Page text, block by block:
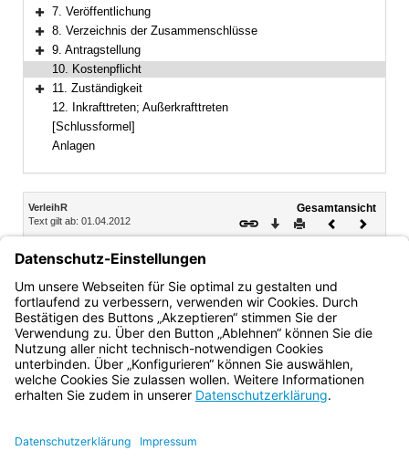
Bereich erweitern
7. Veröffentlichung
Bereich erweitern
8. Verzeichnis der Zusammenschlüsse
Bereich erweitern
9. Antragstellung
10. Kostenpflicht
Bereich erweitern
11. Zuständigkeit
12. Inkrafttreten; Außerkrafttreten
[Schlussformel]
Anlagen
Inhalt
VerleihR
Text gilt ab: 01.04.2012
Gesamtansicht
Download
DruckenVorheriges
Dokument
10. Kostenpflicht
Amtshandlungen der Verleihungsbehörde im Vollzug dieser
Bekanntmachung sind kostenpflichtig.
Bayern.de
BayernPortal
Impressum